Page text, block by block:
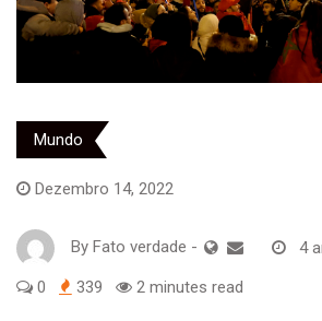
Mundo
Dezembro 14, 2022
By Fato verdade - 4
0 339 2 minutes read